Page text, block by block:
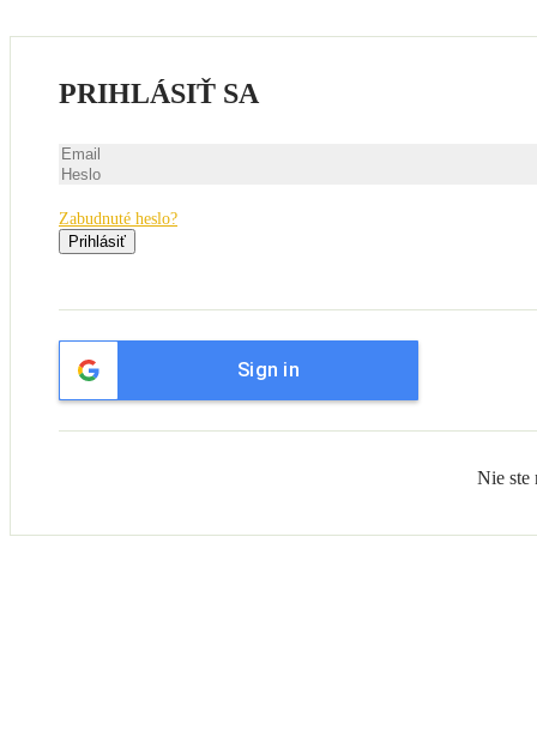
PRIHLÁSIŤ SA
Zabudnuté heslo?
Prihlásiť
Sign in
Nie ste